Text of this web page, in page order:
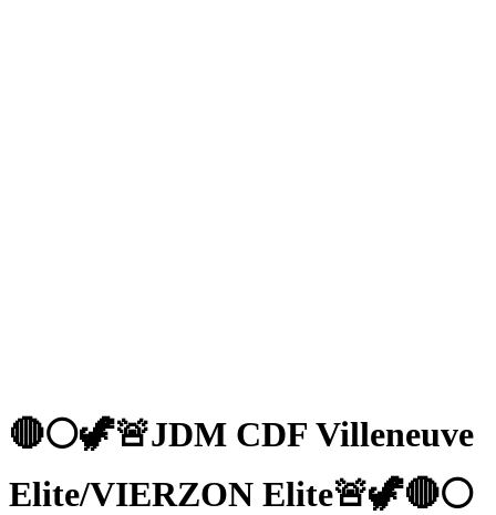
🔴⚪️🦖🚨JDM CDF Villeneuve
Elite/VIERZON Elite🚨🦖🔴⚪️